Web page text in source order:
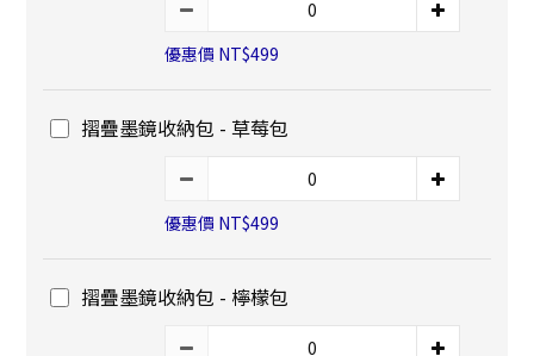
優惠價 NT$499
摺疊墨鏡收納包 - 草莓包
優惠價 NT$499
摺疊墨鏡收納包 - 檸檬包